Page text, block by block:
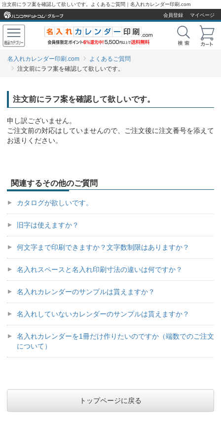
注文前にラフ案を確認して欲しいです。よくあるご質問｜名入れカレンダー印刷.com
会員登録
マイページ
名入れカレンダー印刷.com
よくあるご質問
注文前にラフ案を確認して欲しいです。
注文前にラフ案を確認して欲しいです。
申し訳ございません。
ご注文前の対応はしていませんので、ご注文後に注文番号を添えて
お送りください。
関連するその他のご質問
カタログが欲しいです。
旧字は使えますか？
何文字まで印刷できますか？文字数制限はありますか？
名入れスペースと名入れ印刷寸法の違いは何ですか？
名入れカレンダーのサンプルは貰えますか？
名入れしていないカレンダーのサンプルは貰えますか？
名入れカレンダーを1冊だけ作りたいのですか（端数でのご注文
について）
トップページに戻る